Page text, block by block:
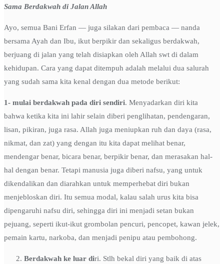
Sama Berdakwah di Jalan Allah
Ayo, semua Bani Erfan — juga silakan dari pembaca — nanda
bersama Ayah dan Ibu, ikut berpikir dan sekaligus berdakwah,
berjuang di jalan yang telah disiapkan oleh Allah swt di dalam
kehidupan. Cara yang dapat ditempuh adalah melalui dua salurah
yang sudah sama kita kenal dengan dua metode berikut:
1- mulai berdakwah pada diri sendiri. Menyadarkan diri kita
bahwa ketika kita ini lahir selain diberi penglihatan, pendengaran,
lisan, pikiran, juga rasa. Allah juga meniupkan ruh dan daya (rasa,
nikmat, dan zat) yang dengan itu kita dapat melihat benar,
mendengar benar, bicara benar, berpikir benar, dan merasakan hal-
hal dengan benar. Tetapi manusia juga diberi nafsu, yang untuk
dikendalikan dan diarahkan untuk memperhebat diri bukan
menjebloskan diri. Itu semua modal, kalau salah urus kita bisa
dipengaruhi nafsu diri, sehingga diri ini menjadi setan bukan
pejuang, seperti ikut-ikut grombolan pencuri, pencopet, kawan jelek,
pemain kartu, narkoba, dan menjadi penipu atau pembohong.
Berdakwah ke luar diri. Stlh bekal diri yang baik di atas